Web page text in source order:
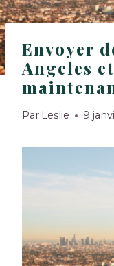
Envoyer
Angeles
Par Leslie 9